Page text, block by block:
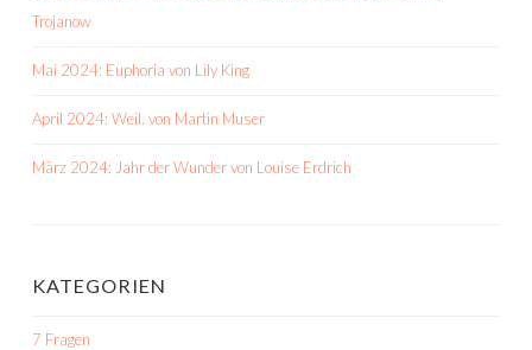
Trojanow
Mai 2024: Euphoria von Lily King
April 2024: Weil. von Martin Muser
März 2024: Jahr der Wunder von Louise Erdrich
KATEGORIEN
7 Fragen